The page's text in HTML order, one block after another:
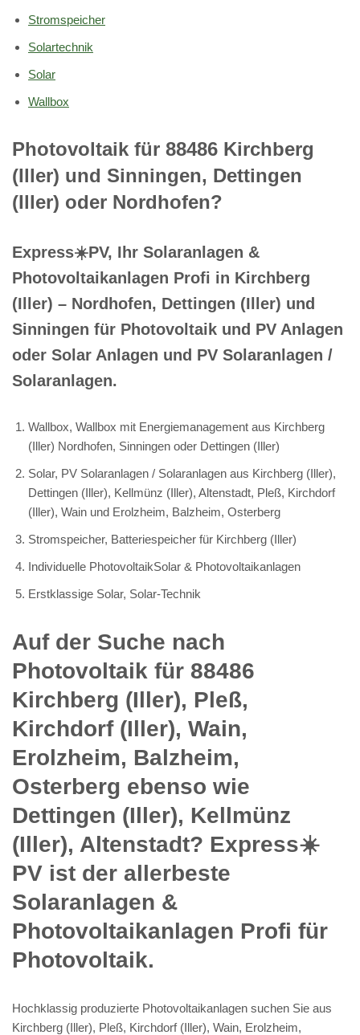
Stromspeicher
Solartechnik
Solar
Wallbox
Photovoltaik für 88486 Kirchberg
(Iller) und Sinningen, Dettingen
(Iller) oder Nordhofen?
Express☀️PV️, Ihr Solaranlagen &
Photovoltaikanlagen Profi in Kirchberg
(Iller) – Nordhofen, Dettingen (Iller) und
Sinningen für Photovoltaik und PV Anlagen
oder Solar Anlagen und PV Solaranlagen /
Solaranlagen.
Wallbox, Wallbox mit Energiemanagement aus Kirchberg
(Iller) Nordhofen, Sinningen oder Dettingen (Iller)
Solar, PV Solaranlagen / Solaranlagen aus Kirchberg (Iller),
Dettingen (Iller), Kellmünz (Iller), Altenstadt, Pleß, Kirchdorf
(Iller), Wain und Erolzheim, Balzheim, Osterberg
Stromspeicher, Batteriespeicher für Kirchberg (Iller)
Individuelle PhotovoltaikSolar & Photovoltaikanlagen
Erstklassige Solar, Solar-Technik
Auf der Suche nach
Photovoltaik für 88486
Kirchberg (Iller), Pleß,
Kirchdorf (Iller), Wain,
Erolzheim, Balzheim,
Osterberg ebenso wie
Dettingen (Iller), Kellmünz
(Iller), Altenstadt? Express☀️
PV️ ist der allerbeste
Solaranlagen &
Photovoltaikanlagen Profi für
Photovoltaik.
Hochklassig produzierte Photovoltaikanlagen suchen Sie aus
Kirchberg (Iller), Pleß, Kirchdorf (Iller), Wain, Erolzheim,